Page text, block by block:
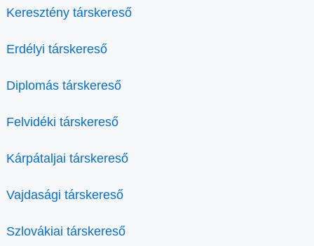
Keresztény társkereső
Erdélyi társkereső
Diplomás társkereső
Felvidéki társkereső
Kárpátaljai társkereső
Vajdasági társkereső
Szlovákiai társkereső